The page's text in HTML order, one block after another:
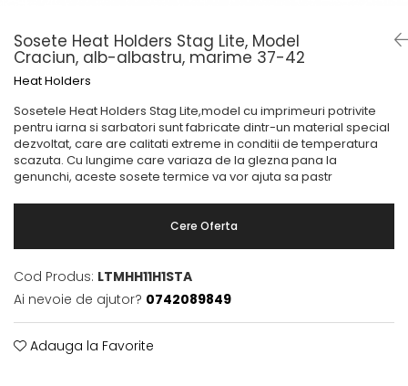
Sosete Heat Holders Stag Lite, Model
Craciun, alb-albastru, marime 37-42
Heat Holders
Sosetele Heat Holders Stag Lite,model cu imprimeuri potrivite
pentru iarna si sarbatori sunt fabricate dintr-un material special
dezvoltat, care are calitati extreme in conditii de temperatura
scazuta. Cu lungime care variaza de la glezna pana la
genunchi, aceste sosete termice va vor ajuta sa pastr
Cere Oferta
Cod Produs: LTMHH11H1STA
Ai nevoie de ajutor? 0742089849
Adauga la Favorite